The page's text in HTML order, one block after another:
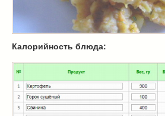
без выпечки
(5)
(1)
Вкусные полезности(41)
вареное(0)
запекаем(11)
напитки(1)
разное(6)
Калорийность блюда: